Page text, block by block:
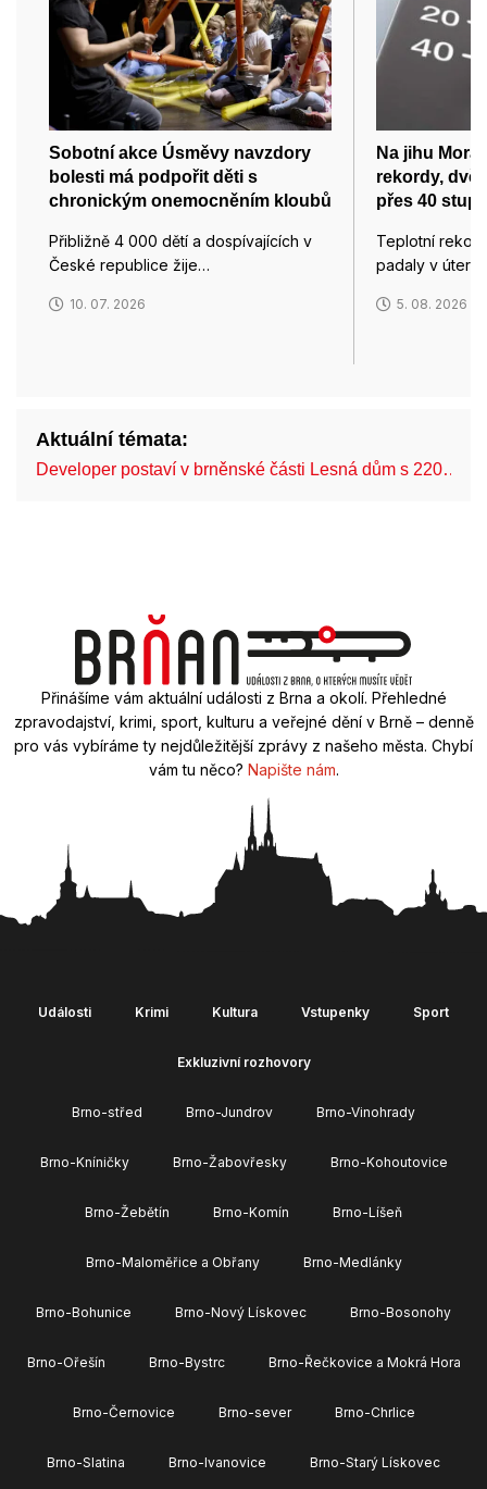
Sobotní akce Úsměvy navzdory
bolesti má podpořit děti s
chronickým onemocněním kloubů
Přibližně 4 000 dětí a dospívajících v
České republice žije…
10. 07. 2026
Na jihu
rekordy, dvě
přes 40
Teplotní
padaly v úterý
5. 08. 2026
Aktuální témata:
Developer postaví v brněnské části Lesná dům s 220…
Přinášíme vám aktuální události z Brna a okolí. Přehledné
zpravodajství, krimi, sport, kulturu a veřejné dění v Brně – denně
pro vás vybíráme ty nejdůležitější zprávy z našeho města. Chybí
vám tu něco? Napište nám.
Události Krimi Kultura Vstupenky Sport
Exkluzivní rozhovory
Brno-střed Brno-Jundrov Brno-Vinohrady
Brno-Kníničky Brno-Žabovřesky Brno-Kohoutovice
Brno-Žebětín Brno-Komín Brno-Líšeň
Brno-Maloměřice a Obřany Brno-Medlánky
Brno-Bohunice Brno-Nový Lískovec Brno-Bosonohy
Brno-Ořešín Brno-Bystrc Brno-Řečkovice a Mokrá Hora
Brno-Černovice Brno-sever Brno-Chrlice
Brno-Slatina Brno-Ivanovice Brno-Starý Lískovec